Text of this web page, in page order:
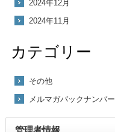
2024年12月
2024年11月
カテゴリー
その他
メルマガバックナンバー
管理者情報